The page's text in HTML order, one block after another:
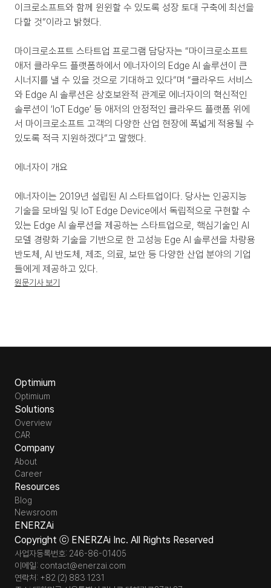
이크로소프트와 함께 윈윈할 수 있도록 성장 토대 구축에 최선을
다할 것”이라고 밝혔다.
마이크로소프트 스타트업 프로그램 담당자는 “마이크로소프트
애저 클라우드 플랫폼하에서 에너자이의 Edge AI 솔루션이 큰
시너지를 낼 수 있을 것으로 기대하고 있다”며 “클라우드 서비스
와 Edge AI 솔루션은 상호보완적 관계로 에너자이의 혁신적인
솔루션이 ‘IoT Edge’ 등 애저의 안정적인 클라우드 플랫폼 위에
서 마이크로소프트 고객의 다양한 산업 현장에 폭넓게 적용될 수
있도록 적극 지원하겠다”고 말했다.
에너자이 개요
에너자이는 2019년 설립된 AI 스타트업이다. 당사는 인공지능
기술을 모바일 및 IoT Edge Device에서 독립적으로 구현할 수
있는 Edge AI 솔루션을 제공하는 스타트업으로, 핵심기술인 AI
모델 경량화 기술을 기반으로 한 고성능 Ege AI 솔루션을 차량용
반도체, AI 반도체, 제조, 의료, 보안 등 다양한 산업 분야의 기업
들에게 제공하고 있다.
원문기사 보기
Optimium
Optimium
Solutions
Overview
CAR
Company
About
Career
Resources
Blog
Newsroom
ENERZAi
Copyright ⓒ ENERZAi Inc. All Rights Reserved
사업자등록번호: 246-86-01405
이메일: contact@enerzai.com
연락처: +82 (2) 883 1231